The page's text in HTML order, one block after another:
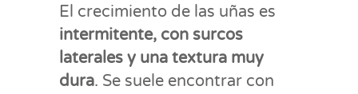
El crecimiento de las uñas es
intermitente, con surcos
laterales y una textura muy
dura. Se suele encontrar con